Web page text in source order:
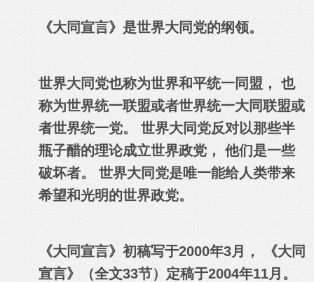
《大同宣言》是世界大同党的纲领。
世界大同党也称为世界和平统一同盟， 也
称为世界统一联盟或者世界统一大同联盟或
者世界统一党。 世界大同党反对以那些半
瓶子醋的理论成立世界政党， 他们是一些
破坏者。 世界大同党是唯一能给人类带来
希望和光明的世界政党。
《大同宣言》初稿写于2000年3月， 《大同
宣言》（全文33节）定稿于2004年11月。